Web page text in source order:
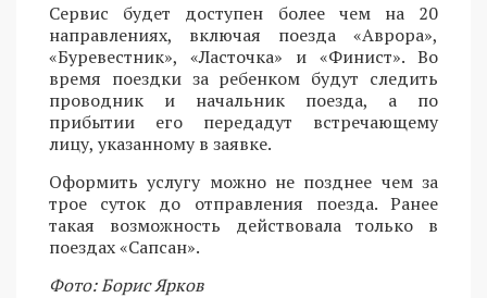
Сервис будет доступен более чем на 20
направлениях, включая поезда «Аврора»,
«Буревестник», «Ласточка» и «Финист». Во
время поездки за ребенком будут следить
проводник и начальник поезда, а по
прибытии его передадут встречающему
лицу, указанному в заявке.
Оформить услугу можно не позднее чем за
трое суток до отправления поезда. Ранее
такая возможность действовала только в
поездах «Сапсан».
Фото: Борис Ярков